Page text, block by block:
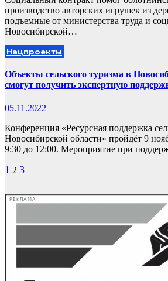
производство авторских игрушек из
подъемные от министерства труда и
Новосибирской…
Нацпроекты
Объекты сельского туризма в
смогут получить экспертную
05.11.2022
Конференция «Ресурсная поддержка
Новосибирской области» пройдёт 9
9:30 до 12:00. Мероприятие при
Пагинация
1 2 3
РЕКЛАМА